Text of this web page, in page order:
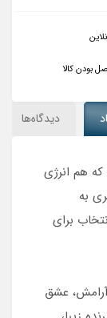
بودن کالا
دیدگاه‌ها
هم انرژی
به
برای
عشق